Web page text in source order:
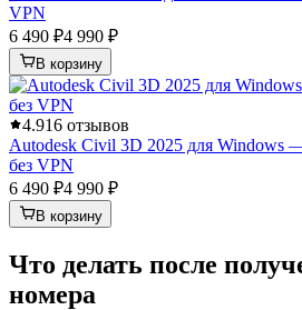
VPN
6 490 ₽4 990 ₽
В корзину
4.916 отзывов
Autodesk Civil 3D 2025 для Windows
без VPN
6 490 ₽4 990 ₽
В корзину
Что делать после
номера